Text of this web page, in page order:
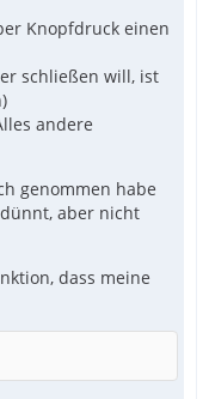
Knopfdruck einen
schließen will, ist
andere
genommen habe
aber nicht
dass meine